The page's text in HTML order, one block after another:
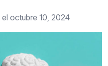
el octubre 10, 2024